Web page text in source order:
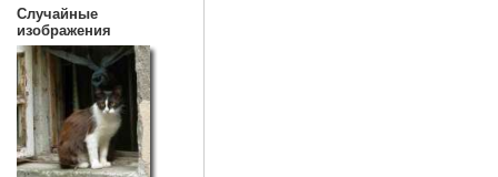
Случайные
изображения